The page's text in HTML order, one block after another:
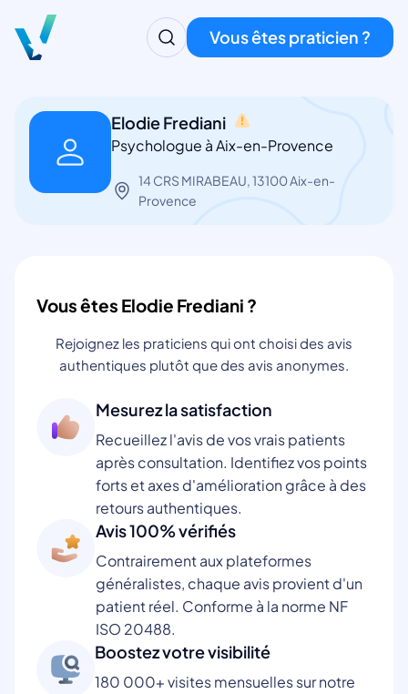
Vous êtes praticien ?
Elodie Frediani
Psychologue à Aix-en-Provence
14 CRS MIRABEAU, 13100 Aix-en-
Provence
Vous êtes Elodie Frediani ?
Rejoignez les praticiens qui ont choisi des avis
authentiques plutôt que des avis anonymes.
Mesurez la satisfaction
Recueillez l'avis de vos vrais patients
après consultation. Identifiez vos points
forts et axes d'amélioration grâce à des
retours authentiques.
Avis 100% vérifiés
Contrairement aux plateformes
généralistes, chaque avis provient d'un
patient réel. Conforme à la norme NF
ISO 20488.
Boostez votre visibilité
180 000+ visites mensuelles sur notre